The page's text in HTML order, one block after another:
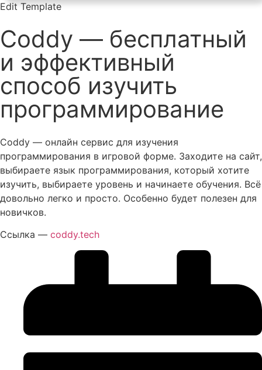
Edit Template
Coddy — бесплатный
и эффективный
способ изучить
программирование
Coddy — онлайн сервис для изучения
программирования в игровой форме. Заходите на сайт,
выбираете язык программирования, который хотите
изучить, выбираете уровень и начинаете обучения. Всё
довольно легко и просто. Особенно будет полезен для
новичков.
Ссылка — coddy.tech